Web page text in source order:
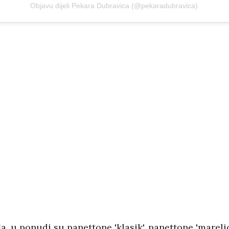
Objavu dijeli Pekara Dubravica (@pekaradubravica)